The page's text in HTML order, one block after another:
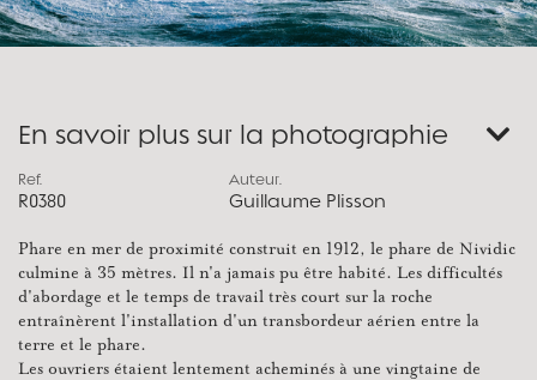
En savoir plus sur la photographie
Ref.
R0380
Auteur.
Guillaume Plisson
Phare en mer de proximité construit en 1912, le phare de Nividic
culmine à 35 mètres. Il n'a jamais pu être habité. Les difficultés
d'abordage et le temps de travail très court sur la roche
entraînèrent l'installation d'un transbordeur aérien entre la
terre et le phare.
Les ouvriers étaient lentement acheminés à une vingtaine de